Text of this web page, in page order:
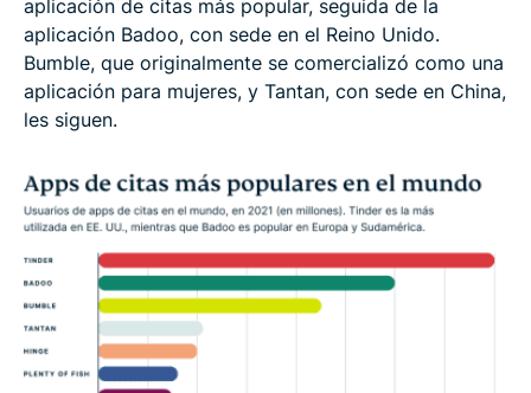
aplicación de citas más popular, seguida de la
aplicación Badoo, con sede en el Reino Unido.
Bumble, que originalmente se comercializó como una
aplicación para mujeres, y Tantan, con sede en China,
les siguen.